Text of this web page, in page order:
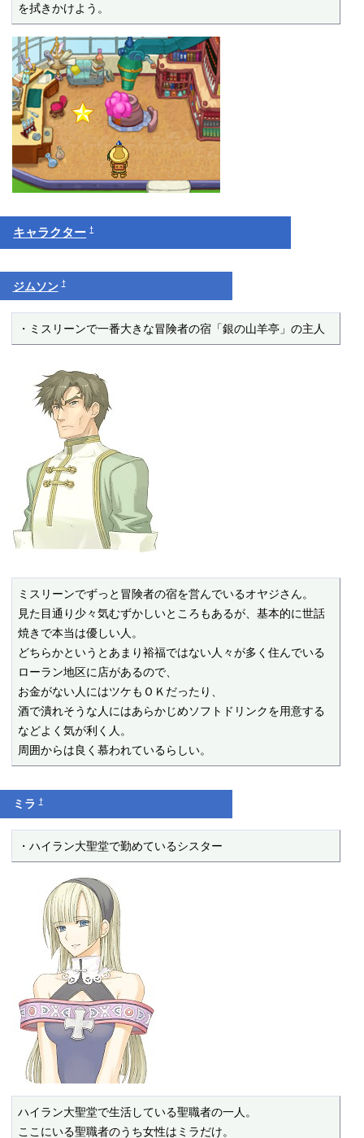
を拭きかけよう。
キャラクター †
ジムソン †
・ミスリーンで一番大きな冒険者の宿「銀の山羊亭」の主人
ミスリーンでずっと冒険者の宿を営んでいるオヤジさん。
見た目通り少々気むずかしいところもあるが、基本的に世話
焼きで本当は優しい人。
どちらかというとあまり裕福ではない人々が多く住んでいる
ローラン地区に店があるので、
お金がない人にはツケもＯＫだったり、
酒で潰れそうな人にはあらかじめソフトドリンクを用意する
などよく気が利く人。
周囲からは良く慕われているらしい。
ミラ†
・ハイラン大聖堂で勤めているシスター
ハイラン大聖堂で生活している聖職者の一人。
ここにいる聖職者のうち女性はミラだけ。